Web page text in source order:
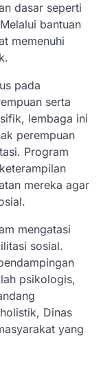
dasar seperti
bantuan
memenuhi
pada
serta
lembaga ini
perempuan
Program
mereka agar
mengatasi
sosial.
psikologis,
Dinas
yang